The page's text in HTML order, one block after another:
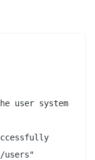
user system
users"